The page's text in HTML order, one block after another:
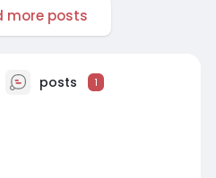
more posts
posts 1